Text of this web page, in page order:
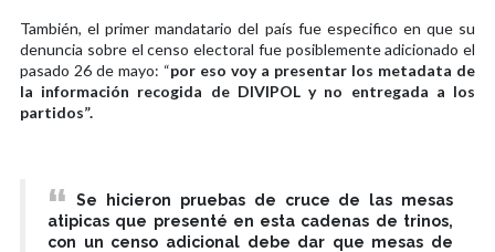
También, el primer mandatario del país fue especifico en que su
denuncia sobre el censo electoral fue posiblemente adicionado el
pasado 26 de mayo: “por eso voy a presentar los metadata de
la información recogida de DIVIPOL y no entregada a los
partidos”.
Se hicieron pruebas de cruce de las mesas
atipicas que presenté en esta cadenas de trinos,
con un censo adicional debe dar que mesas de